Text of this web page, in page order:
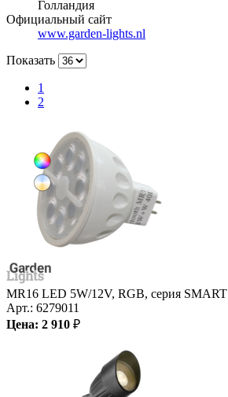
Голландия
Официальный сайт
www.garden-lights.nl
Показать
1
2
MR16 LED 5W/12V, RGB, серия SMART
Арт.: 6279011
Цена: 2 910 ₽